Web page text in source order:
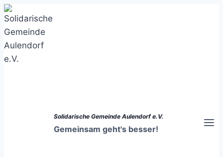
Zum
Inhalt
springen
Solidarische Gemeinde Aulendorf e.V.
Gemeinsam geht's besser!